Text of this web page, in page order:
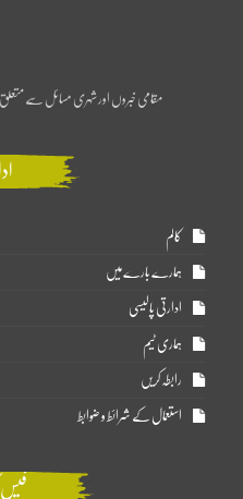
مقامی خبروں اور شہری مسائل سے
کالم
ہمارے بارے میں
ادارتی پالیسی
ہماری ٹیم
رابطہ کریں
استعمال کے شرائط و ضوابط